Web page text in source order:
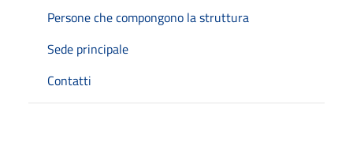
Persone che compongono la struttura
Sede principale
Contatti